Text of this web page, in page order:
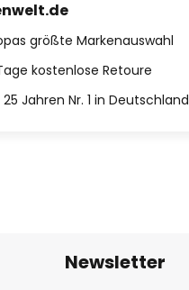
größte Markenauswahl
kostenlose Retoure
25 Jahren Nr. 1 in Deutschland
Newsletter